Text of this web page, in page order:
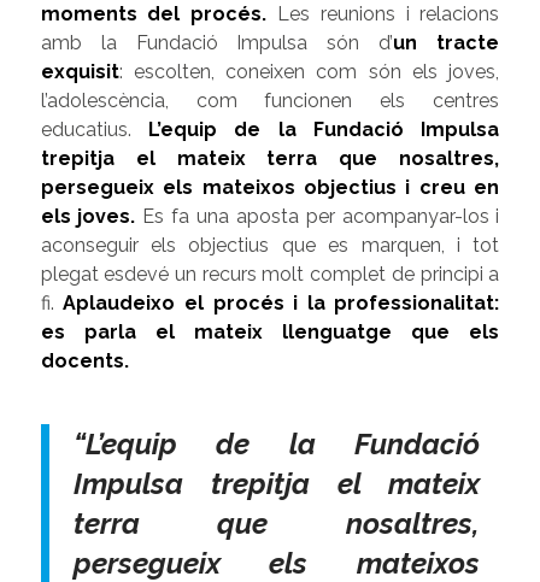
moments del procés. Les reunions i relacions
amb la Fundació Impulsa són d’un tracte
exquisit: escolten, coneixen com són els joves,
l’adolescència, com funcionen els centres
educatius. L’equip de la Fundació Impulsa
trepitja el mateix terra que nosaltres,
persegueix els mateixos objectius i creu en
els joves. Es fa una aposta per acompanyar-los i
aconseguir els objectius que es marquen, i tot
plegat esdevé un recurs molt complet de principi a
fi.Aplaudeixo el procés i la professionalitat:
es parla el mateix llenguatge que els
docents.
“L’equip de la Fundació
Impulsa trepitja el mateix
terra que nosaltres,
persegueix els mateixos